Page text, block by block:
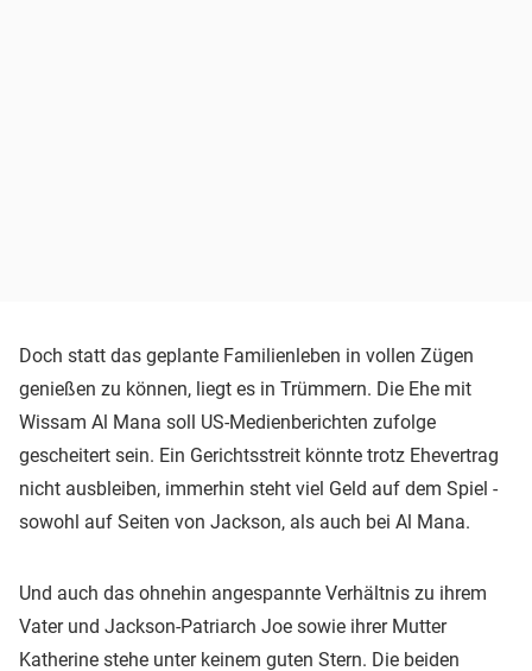
Doch statt das geplante Familienleben in vollen Zügen
genießen zu können, liegt es in Trümmern. Die Ehe mit
Wissam Al Mana soll US-Medienberichten zufolge
gescheitert sein. Ein Gerichtsstreit könnte trotz Ehevertrag
nicht ausbleiben, immerhin steht viel Geld auf dem Spiel -
sowohl auf Seiten von Jackson, als auch bei Al Mana.
Und auch das ohnehin angespannte Verhältnis zu ihrem
Vater und Jackson-Patriarch Joe sowie ihrer Mutter
Katherine stehe unter keinem guten Stern. Die beiden